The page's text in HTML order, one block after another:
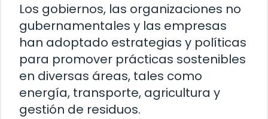
Los gobiernos, las organizaciones no
gubernamentales y las empresas
han adoptado estrategias y políticas
para promover prácticas sostenibles
en diversas áreas, tales como
energía, transporte, agricultura y
gestión de residuos.